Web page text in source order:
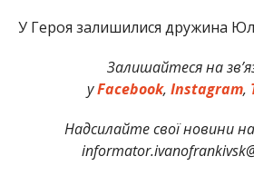
У Героя залишилися дружина
Залишайтеся на
уFacebook, Instagram,
Надсилайте свої новини